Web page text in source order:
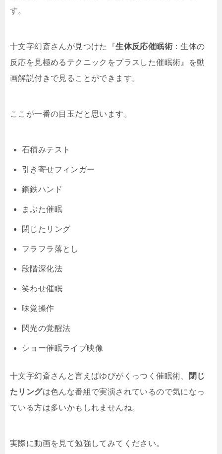
す。
十文字幻斎さんが見つけた『生体反応催眠術 ：生体の
反応を見極めるテクニックをプラスした催眠術』を動
画解説付きで見ることができます。
ここが一番の目玉だと思います。
石積みテスト
引き寄せフィンガー
鋼鉄ハンド
まぶた催眠
閉じたリング
フラフラ落とし
段階深化法
笑わせ催眠
味覚操作
閃光の覚醒法
ショー催眠ライブ映像
十文字幻斎さんと言えばゆびがくっつく催眠術、
閉じ
たリングは色んな番組で実演されているので気になっ
ている方は多いかもしれませんね。
実際に動画を見て勉強してみてください。